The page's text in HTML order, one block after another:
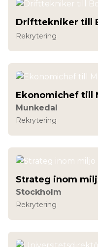
Drifttekniker till
Rekrytering
Ekonomichef till
Munkedal
Rekrytering
Strateg inom
Stockholm
Rekrytering